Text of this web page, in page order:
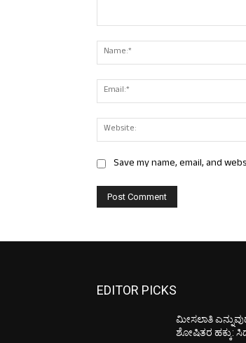
Save my name, email, and
EDITOR PICKS
ಮೀಸಲಾತಿ
ಶೋಷಿತರ ಹಕ್ಕು: